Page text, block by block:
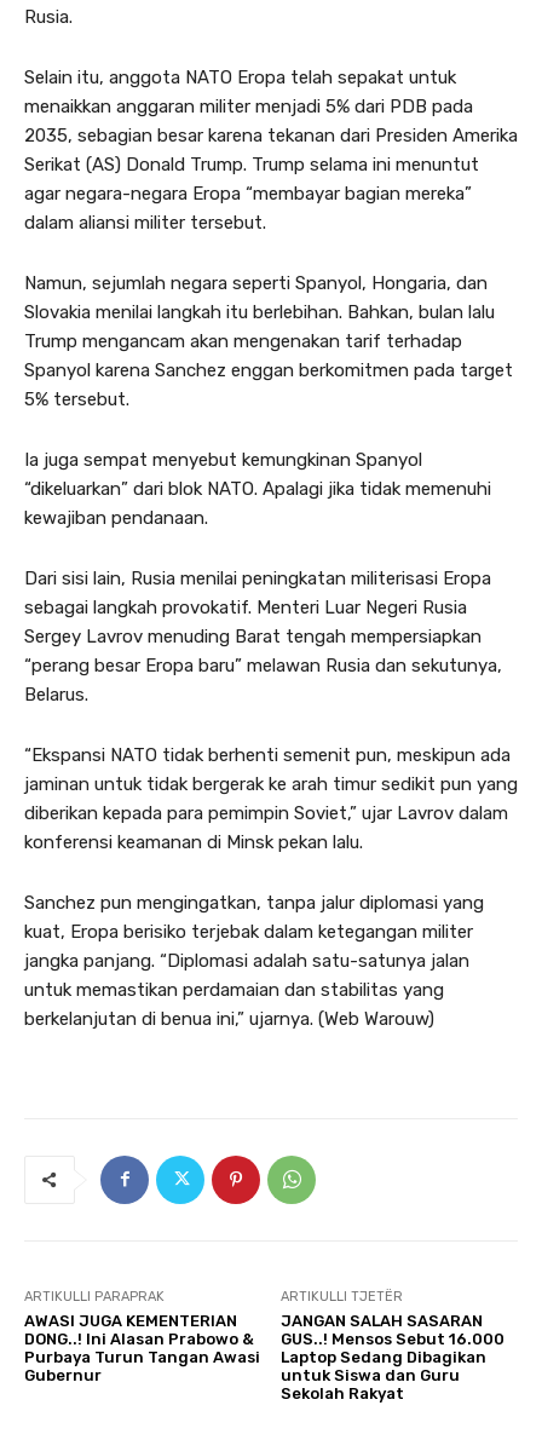
Rusia.
Selain itu, anggota NATO Eropa telah sepakat untuk
menaikkan anggaran militer menjadi 5% dari PDB pada
2035, sebagian besar karena tekanan dari Presiden Amerika
Serikat (AS) Donald Trump. Trump selama ini menuntut
agar negara-negara Eropa “membayar bagian mereka”
dalam aliansi militer tersebut.
Namun, sejumlah negara seperti Spanyol, Hongaria, dan
Slovakia menilai langkah itu berlebihan. Bahkan, bulan lalu
Trump mengancam akan mengenakan tarif terhadap
Spanyol karena Sanchez enggan berkomitmen pada target
5% tersebut.
Ia juga sempat menyebut kemungkinan Spanyol
“dikeluarkan” dari blok NATO. Apalagi jika tidak memenuhi
kewajiban pendanaan.
Dari sisi lain, Rusia menilai peningkatan militerisasi Eropa
sebagai langkah provokatif. Menteri Luar Negeri Rusia
Sergey Lavrov menuding Barat tengah mempersiapkan
“perang besar Eropa baru” melawan Rusia dan sekutunya,
Belarus.
“Ekspansi NATO tidak berhenti semenit pun, meskipun ada
jaminan untuk tidak bergerak ke arah timur sedikit pun yang
diberikan kepada para pemimpin Soviet,” ujar Lavrov dalam
konferensi keamanan di Minsk pekan lalu.
Sanchez pun mengingatkan, tanpa jalur diplomasi yang
kuat, Eropa berisiko terjebak dalam ketegangan militer
jangka panjang. “Diplomasi adalah satu-satunya jalan
untuk memastikan perdamaian dan stabilitas yang
berkelanjutan di benua ini,” ujarnya. (Web Warouw)
ARTIKULLI PARAPRAK
AWASI JUGA KEMENTERIAN
DONG..! Ini Alasan Prabowo &
Purbaya Turun Tangan Awasi
Gubernur
ARTIKULLI TJETËR
JANGAN SALAH SASARAN
GUS..! Mensos Sebut 16.000
Laptop Sedang Dibagikan
untuk Siswa dan Guru
Sekolah Rakyat